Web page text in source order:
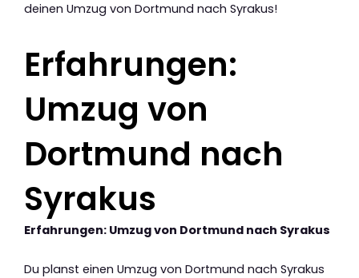
deinen Umzug von Dortmund nach Syrakus!
Erfahrungen:
Umzug von
Dortmund nach
Syrakus
Erfahrungen: Umzug von Dortmund nach Syrakus
Du planst einen Umzug von Dortmund nach Syrakus